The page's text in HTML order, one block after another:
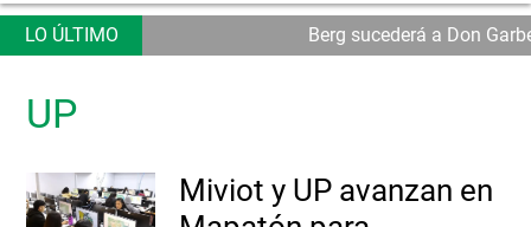
Berg sucederá a Don
UP
Miviot y UP avanzan en